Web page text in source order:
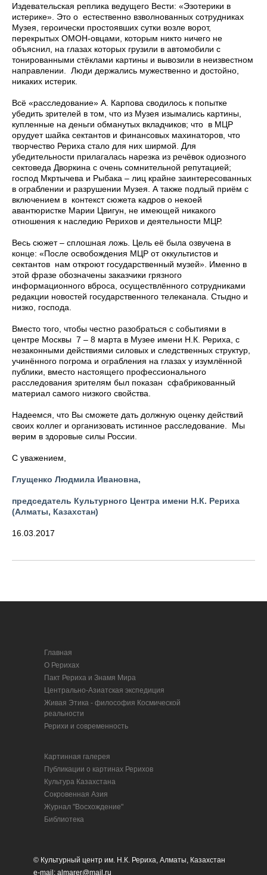
Издевательская реплика ведущего Вести: «Эзотерики в
истерике». Это о естественно взволнованных сотрудниках
Музея, героически простоявших сутки возле ворот,
перекрытых ОМОН-овцами, которым никто ничего не
объяснил, на глазах которых грузили в автомобили с
тонированными стёклами картины и вывозили в неизвестном
направлении. Люди держались мужественно и достойно,
никаких истерик.
Всё «расследование» А. Карпова сводилось к попытке
убедить зрителей в том, что из Музея изымались картины,
купленные на деньги обманутых вкладчиков; что в МЦР
орудует шайка сектантов и финансовых махинаторов, что
творчество Рериха стало для них ширмой. Для
убедительности прилагалась нарезка из речёвок одиозного
сектоведа Дворкина с очень сомнительной репутацией;
господ Мкртычева и Рыбака – лиц крайне заинтересованных
в ограблении и разрушении Музея. А также подлый приём с
включением в контекст сюжета кадров о некоей
авантюристке Марии Цвигун, не имеющей никакого
отношения к наследию Рерихов и деятельности МЦР.
Весь сюжет – сплошная ложь. Цель её была озвучена в
конце: «После освобождения МЦР от оккультистов и
сектантов нам откроют государственный музей». Именно в
этой фразе обозначены заказчики грязного
информационного вброса, осуществлённого сотрудниками
редакции новостей государственного телеканала. Стыдно и
низко, господа.
Вместо того, чтобы честно разобраться с событиями в
центре Москвы 7 – 8 марта в Музее имени Н.К. Рериха, с
незаконными действиями силовых и следственных структур,
учинённого погрома и ограбления на глазах у изумлённой
публики, вместо настоящего профессионального
расследования зрителям был показан сфабрикованный
материал самого низкого свойства.
Надеемся, что Вы сможете дать должную оценку действий
своих коллег и организовать истинное расследование. Мы
верим в здоровые силы России.
С уважением,
Глущенко Людмила Ивановна,
председатель Культурного Центра имени Н.К. Рериха
(Алматы, Казахстан)
16.03.2017
Главная
О Рерихах
Пакт Рериха и Знамя Мира
Центрально-Азиатская экспедиция
Живая Этика - философия Космической
реальности
Рерихи и современность
Картинная галерея
Публикации о картинах Рерихов
Культура Казахстана
Сокровенная Азия
Журнал "Восхождение"
Библиотека
© Культурный центр им. Н.К. Рериха, Алматы, Казахстан
e-mail: almarer@mail.ru